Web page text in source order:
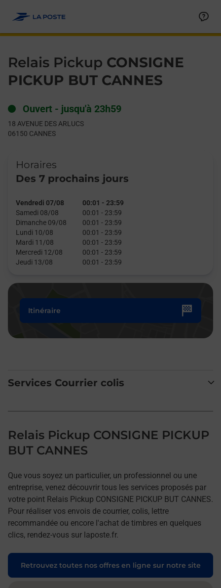
Relais Pickup CONSIGNE
PICKUP BUT CANNES
Ouvert - jusqu'à 23h59
18 AVENUE DES ARLUCS
06150 CANNES
Horaires
Des 7 prochains jours
Vendredi 07/08 00:01 - 23:59
Samedi 08/08
00:01 - 23:59
Dimanche 09/08
00:01 - 23:59
Lundi 10/08
00:01 - 23:59
Mardi 11/08
00:01 - 23:59
Mercredi 12/08
00:01 - 23:59
Jeudi 13/08
00:01 - 23:59
Itinéraire
Services Courrier colis
Relais Pickup CONSIGNE PICKUP
BUT CANNES
Que vous soyez un particulier, un professionnel ou une
entreprise, venez découvrir tous les services proposés par
votre point Relais Pickup CONSIGNE PICKUP BUT CANNES.
Pour réaliser vos envois de courrier, colis, lettre
recommandée ou encore l'achat de timbres en quelques
clics, rendez-vous sur laposte.fr.
Retrouvez toutes nos offres en ligne sur notre site